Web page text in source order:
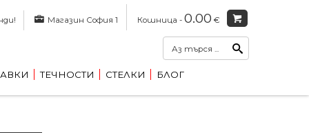
Магазин София 1 Кошница - 0.00 €
ТЕЧНОСТИ СТЕЛКИ БЛОГ